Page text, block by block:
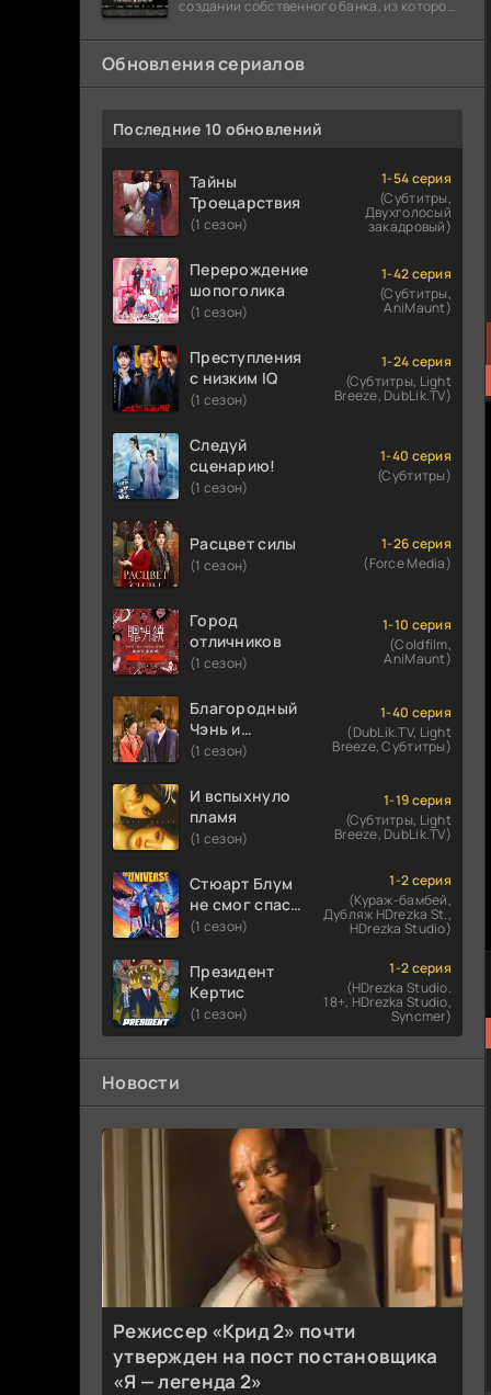
создании собственного банка, из которого
долларов. Однако,
Обновления сериалов
Последние 10 обновлений
Тайны
Троецарствия
(1 сезон)
1-54 серия
(Субтитры,
Двухголосый
закадровый)
Перерождение
шопоголика
(1 сезон)
1-42 серия
(Субтитры,
AniMaunt)
Преступления
с низким IQ
(1 сезон)
1-24 серия
(Субтитры, Light
Breeze, DubLik.TV)
Следуй
сценарию!
(1 сезон)
1-40 серия
(Субтитры)
Расцвет силы
(1 сезон)
1-26 серия
(Force Media)
Город
отличников
(1 сезон)
1-10 серия
(Coldfilm,
AniMaunt)
Благородный
Чэнь и
прекрасная
(1 сезон)
1-40 серия
(DubLik.TV, Light
Breeze, Субтитры)
И вспыхнуло
пламя
(1 сезон)
1-19 серия
(Субтитры, Light
Breeze, DubLik.TV)
Стюарт Блум
не смог спасти
вселенную
(1 сезон)
1-2 серия
(Кураж-бамбей,
Дубляж HDrezka St.,
HDrezka Studio)
Президент
Кертис
(1 сезон)
1-2 серия
(HDrezka Studio.
18+, HDrezka Studio,
Syncmer)
Новости
Режиссер «Крид 2» почти
утвержден на пост постановщика
«Я — легенда 2»